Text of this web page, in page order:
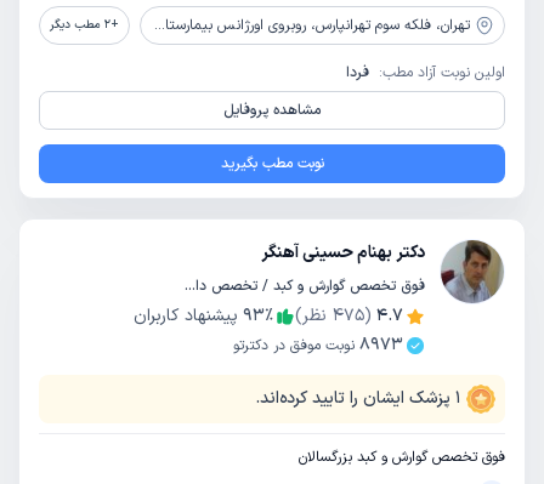
تهران، فلکه سوم تهرانپارس، روبروی اورژانس بیمارستان تهرانپارس، جنب داروخانه عامری گلستان، پلاک 349، طبقه 4 +
2 مطب دیگر
اولین نوبت آزاد مطب: فردا
مشاهده پروفایل
نوبت مطب بگیرید
دکتر بهنام حسینی آهنگر
فوق تخصص گوارش و کبد / تخصص داخلی
4.7
(
475 نظر) 93٪
پیشنهاد کاربران
8973 نوبت موفق در دکترتو
1 پزشک ایشان را تایید کرده‌اند.
فوق تخصص گوارش و کبد بزرگسالان